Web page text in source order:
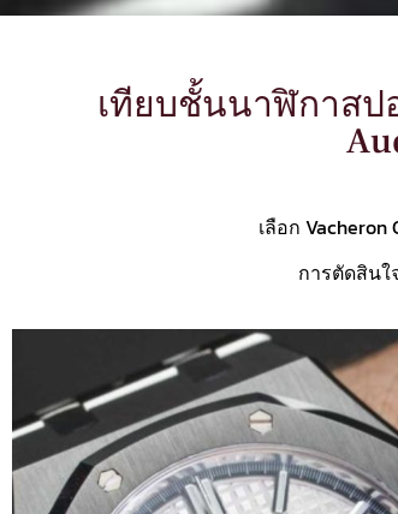
เทียบชั้นนาฬิกาสป
เลือก Vacheron
การตัดสินใ